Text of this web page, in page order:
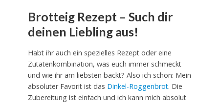
Brotteig Rezept – Such dir
deinen Liebling aus!
Habt ihr auch ein spezielles Rezept oder eine
Zutatenkombination, was euch immer schmeckt
und wie ihr am liebsten backt? Also ich schon: Mein
absoluter Favorit ist das Dinkel-Roggenbrot. Die
Zubereitung ist einfach und ich kann mich absolut